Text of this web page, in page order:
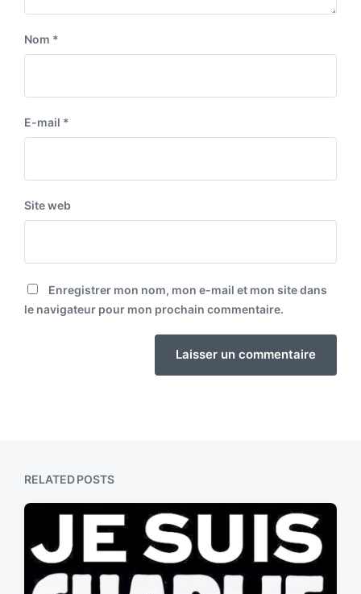
Nom *
E-mail *
Site web
Enregistrer mon nom, mon e-mail et mon site dans
le navigateur pour mon prochain commentaire.
RELATED POSTS